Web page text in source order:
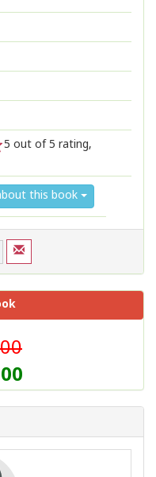
5 out of 5 rating,
this book